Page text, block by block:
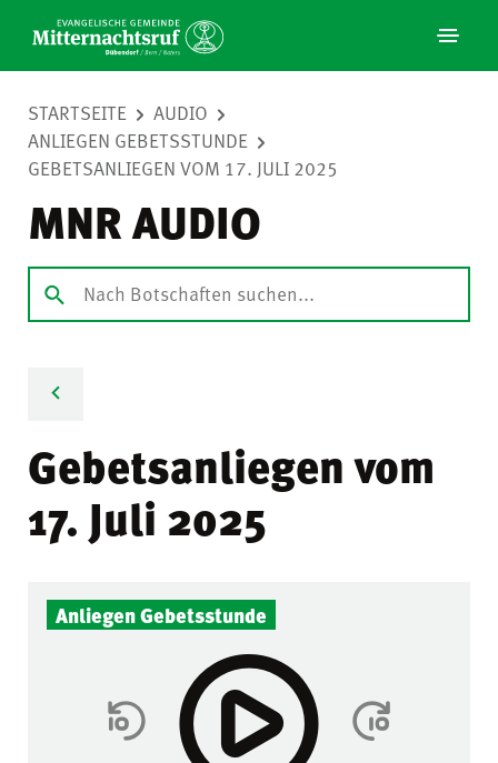
STARTSEITE
AUDIO
ANLIEGEN GEBETSSTUNDE
GEBETSANLIEGEN VOM 17. JULI 2025
MNR AUDIO
Gebetsanliegen vom
17. Juli 2025
Anliegen Gebetsstunde
Audio-